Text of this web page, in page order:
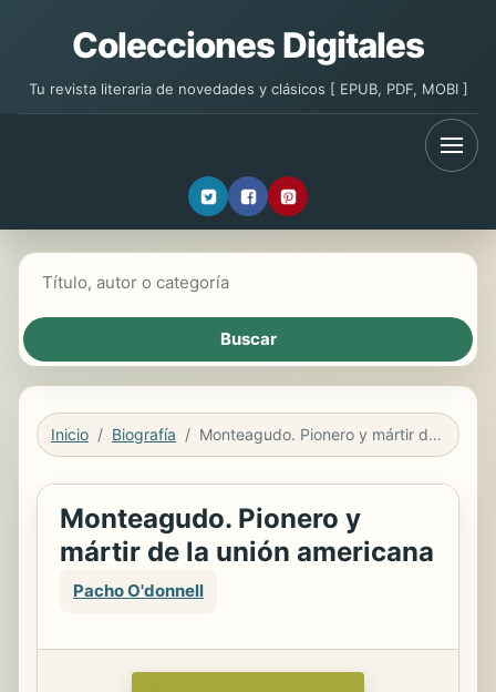
Colecciones Digitales
Tu revista literaria de novedades y clásicos [ EPUB, PDF, MOBI ]
Inicio Biografía Monteagudo. Pionero y mártir de la unión americana
Monteagudo. Pionero y
mártir de la unión americana
Pacho O'donnell